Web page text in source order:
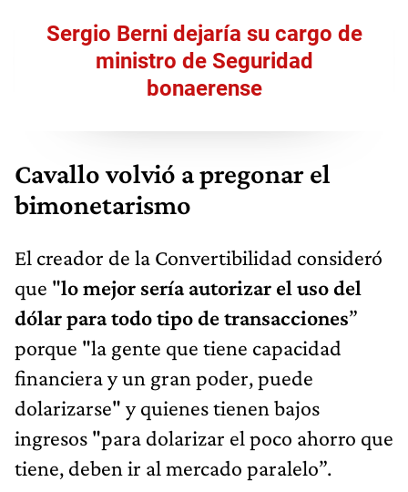
Sergio Berni dejaría su cargo de
ministro de Seguridad
bonaerense
Cavallo volvió a pregonar el
bimonetarismo
El creador de la Convertibilidad consideró
que "lo mejor sería autorizar el uso del
dólar para todo tipo de transacciones”
porque "la gente que tiene capacidad
financiera y un gran poder, puede
dolarizarse" y quienes tienen bajos
ingresos "para dolarizar el poco ahorro que
tiene, deben ir al mercado paralelo”.